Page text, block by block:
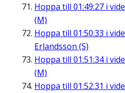
Hoppa till 01:49:27 i
(M)
Hoppa till 01:50:33 i
Erlandsson (S)
Hoppa till 01:51:34i
(M)
Hoppa till 01:52:31 i